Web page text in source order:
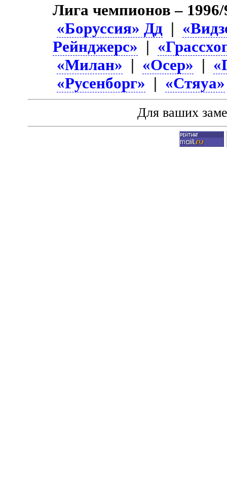
Лига чемпионов –
«Боруссия» Дд |
Рейнджерс» |
«Милан» | «Осер» |
«Русенборг» | «Стяуа»
Для ваших